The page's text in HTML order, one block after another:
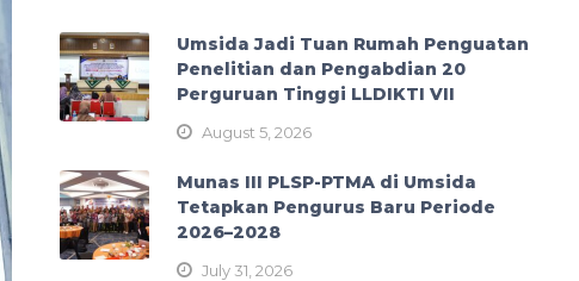
Umsida Jadi Tuan Rumah Penguatan
Penelitian dan Pengabdian 20
Perguruan Tinggi LLDIKTI VII
August 5, 2026
Munas III PLSP-PTMA di Umsida
Tetapkan Pengurus Baru Periode
2026–2028
July 31, 2026